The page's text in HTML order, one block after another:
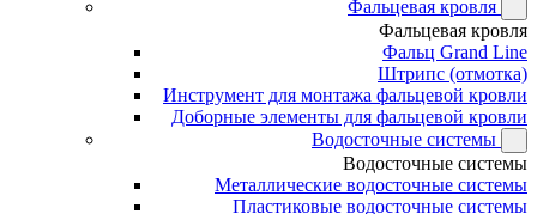
Фальцевая кровля
Фальцевая кровля
Фальц Grand Line
Штрипс (отмотка)
Инструмент для монтажа фальцевой кровли
Доборные элементы для фальцевой кровли
Водосточные системы
Водосточные системы
Металлические водосточные системы
Пластиковые водосточные системы